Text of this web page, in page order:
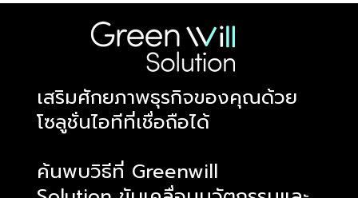
​เสริมศักยภาพธุรกิจของคุณด้วย
โซลูชั่นไอทีที่เชื่อถือได้
ค้นพบวิธีที่ Greenwill